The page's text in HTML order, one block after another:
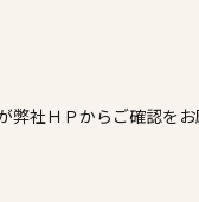
弊社ＨＰからご確認を